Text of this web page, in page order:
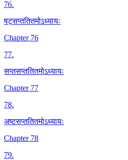
76.
षट्सप्ततितमोऽध्यायः
Chapter 76
77.
सप्तसप्ततितमोऽध्यायः
Chapter 77
78.
अष्टसप्ततितमोऽध्यायः
Chapter 78
79.